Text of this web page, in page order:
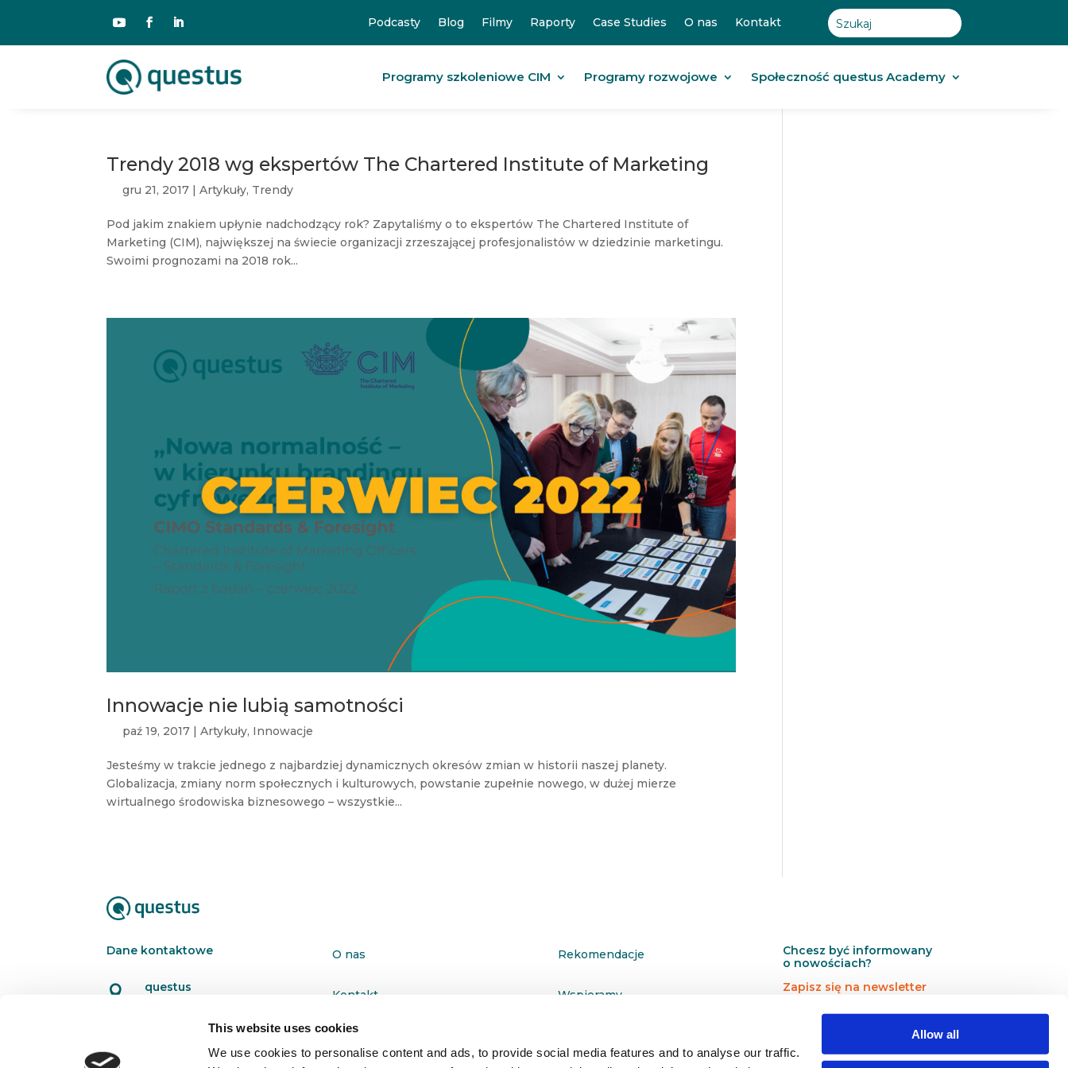
This website uses cookies
We use cookies to personalise content and ads, to provide social media features and to analyse our traffic.
Allow all
Podcasty Blog Filmy Raporty Case Studies O nas Kontakt
Programy szkoleniowe CIM Programy rozwojowe Społeczność questus Academy
Trendy 2018 wg ekspertów The Chartered Institute of Marketing
gru 21, 2017 |Artykuły, Trendy
Pod jakim znakiem upłynie nadchodzący rok? Zapytaliśmy o to ekspertów The Chartered Institute of
Marketing (CIM), największej na świecie organizacji zrzeszającej profesjonalistów w dziedzinie marketingu.
Swoimi prognozami na 2018 rok...
Innowacje nie lubią samotności
paź 19, 2017 |Artykuły, Innowacje
Jesteśmy w trakcie jednego z najbardziej dynamicznych okresów zmian w historii naszej planety.
Globalizacja, zmiany norm społecznych i kulturowych, powstanie zupełnie nowego, w dużej mierze
wirtualnego środowiska biznesowego – wszystkie...
Dane kontaktowe

questus
91-811 Łódź
 601 098 038
O nas
Kontakt
Polityka prywatności
Rekomendacje
Wspieramy
Chcesz być informowany
o nowościach?
Zapisz się na newsletter
w
w